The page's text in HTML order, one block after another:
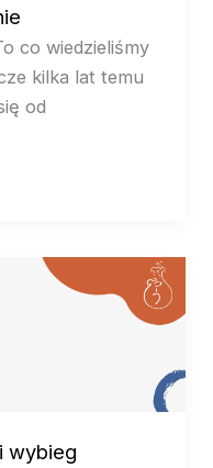
co wiedzieliśmy
kilka lat temu
od
wybieg